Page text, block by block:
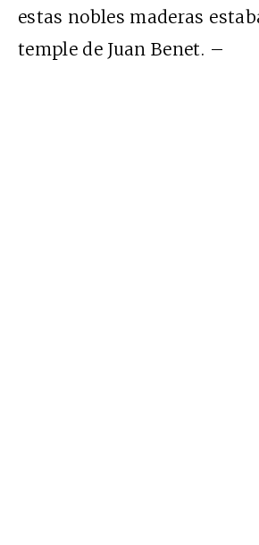
estas nobles maderas
temple de Juan Benet. –